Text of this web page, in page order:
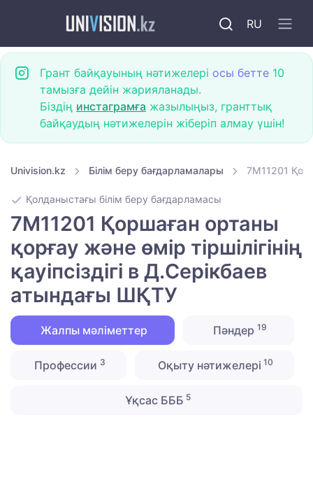
RU
Грант байқауының нәтижелері осы бетте 10
тамызға дейін жарияланады.
Біздің инстаграмға жазылыңыз, гранттық
байқаудың нәтижелерін жіберіп алмау үшін!
Univision.kz Білім беру бағдарламалары 7M11201
Қолданыстағы білім беру бағдарламасы
7M11201 Қоршаған ортаны
қорғау және өмір тіршілігінің
қауіпсіздігі в Д.Серікбаев
атындағы ШҚТУ
Жалпы мәліметтер Пәндер 19
Профессии 3 Оқыту нәтижелері 10
Ұқсас БББ 5